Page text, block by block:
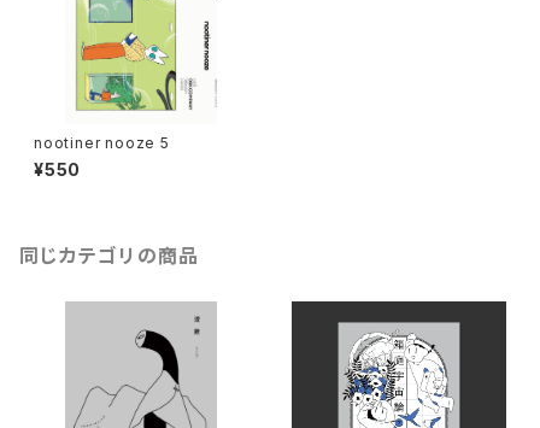
nootiner nooze 5
¥550
同じカテゴリの商品